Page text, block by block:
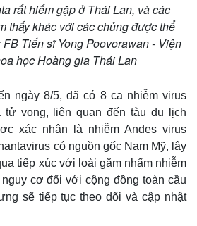
rất hiếm gặp ở Thái Lan, và các
thấy khác với các chủng được thể
Tiến sĩ Yong Poovorawan - Viện
học Hoàng gia Thái Lan
ngày 8/5, đã có 8 ca nhiễm virus
tử vong, liên quan đến tàu du lịch
xác nhận là nhiễm Andes virus
có nguồn gốc Nam Mỹ, lây
tiếp xúc với loài gặm nhấm nhiễm
cơ đối với cộng đồng toàn cầu
sẽ tiếp tục theo dõi và cập nhật